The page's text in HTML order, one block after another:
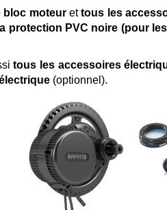
bloc moteurettous les
protection PVC noire (pour
tous les accessoires
(optionnel).